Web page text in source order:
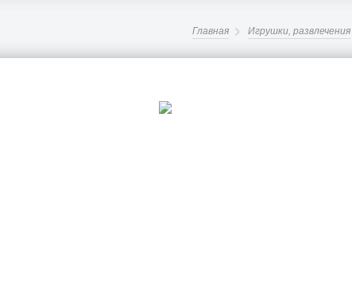
Главная Игрушки, развлечения